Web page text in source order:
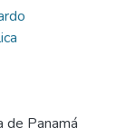
de Panamá